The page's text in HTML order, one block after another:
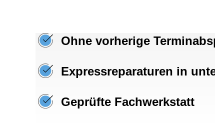
Ohne vorherige
Expressreparaturen in
Geprüfte Fachwerkstatt